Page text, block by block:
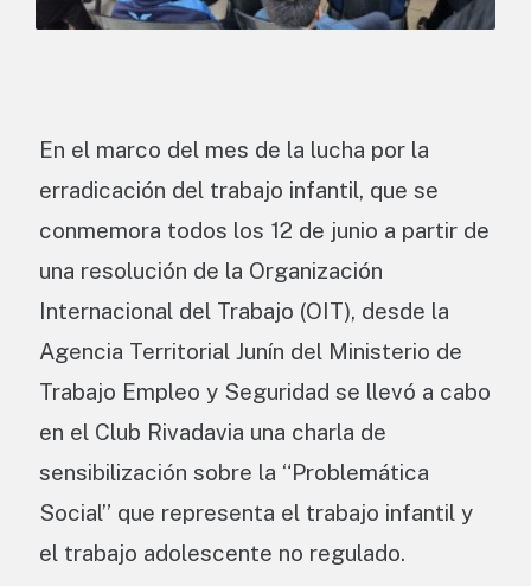
En el marco del mes de la lucha por la
erradicación del trabajo infantil, que se
conmemora todos los 12 de junio a partir de
una resolución de la Organización
Internacional del Trabajo (OIT), desde la
Agencia Territorial Junín del Ministerio de
Trabajo Empleo y Seguridad se llevó a cabo
en el Club Rivadavia una charla de
sensibilización sobre la “Problemática
Social” que representa el trabajo infantil y
el trabajo adolescente no regulado.